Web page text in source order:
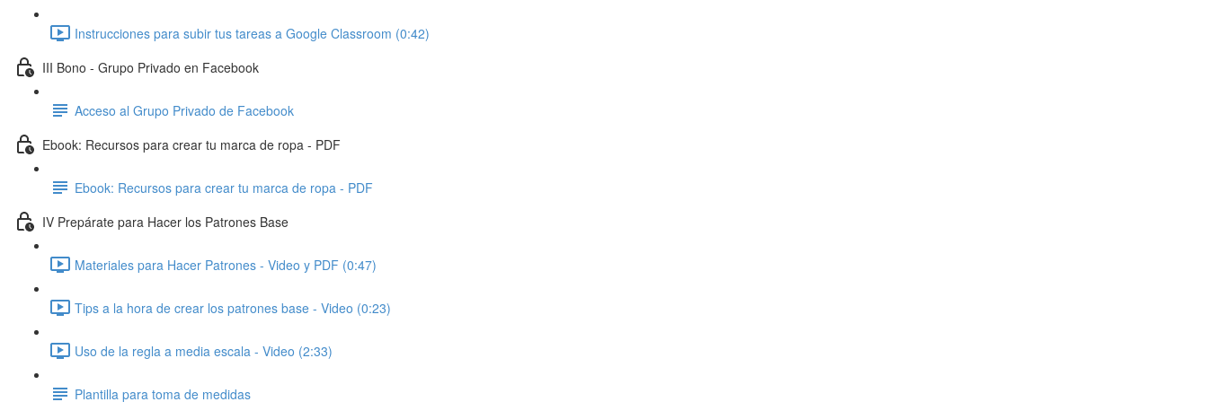
Instrucciones para subir tus tareas a Google Classroom (0:42)
III Bono - Grupo Privado en Facebook
Acceso al Grupo Privado de Facebook
Ebook: Recursos para crear tu marca de ropa - PDF
Ebook: Recursos para crear tu marca de ropa - PDF
IV Prepárate para Hacer los Patrones Base
Materiales para Hacer Patrones - Video y PDF (0:47)
Tips a la hora de crear los patrones base - Video (0:23)
Uso de la regla a media escala - Video (2:33)
Plantilla para toma de medidas